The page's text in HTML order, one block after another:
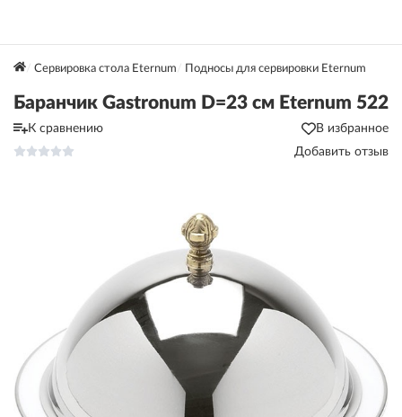
Сервировка стола Eternum Подносы для сервировки Eternum
Баранчик Gastronum D=23 см Eternum 522
К сравнению
В избранное
Добавить отзыв